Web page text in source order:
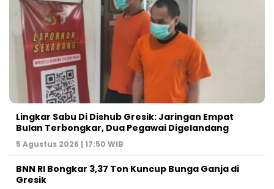
Lingkar Sabu Di Dishub Gresik: Jaringan Empat
Bulan Terbongkar, Dua Pegawai Digelandang
5 Agustus 2026 | 17:50 WIB
BNN RI Bongkar 3,37 Ton Kuncup Bunga Ganja di
Gresik